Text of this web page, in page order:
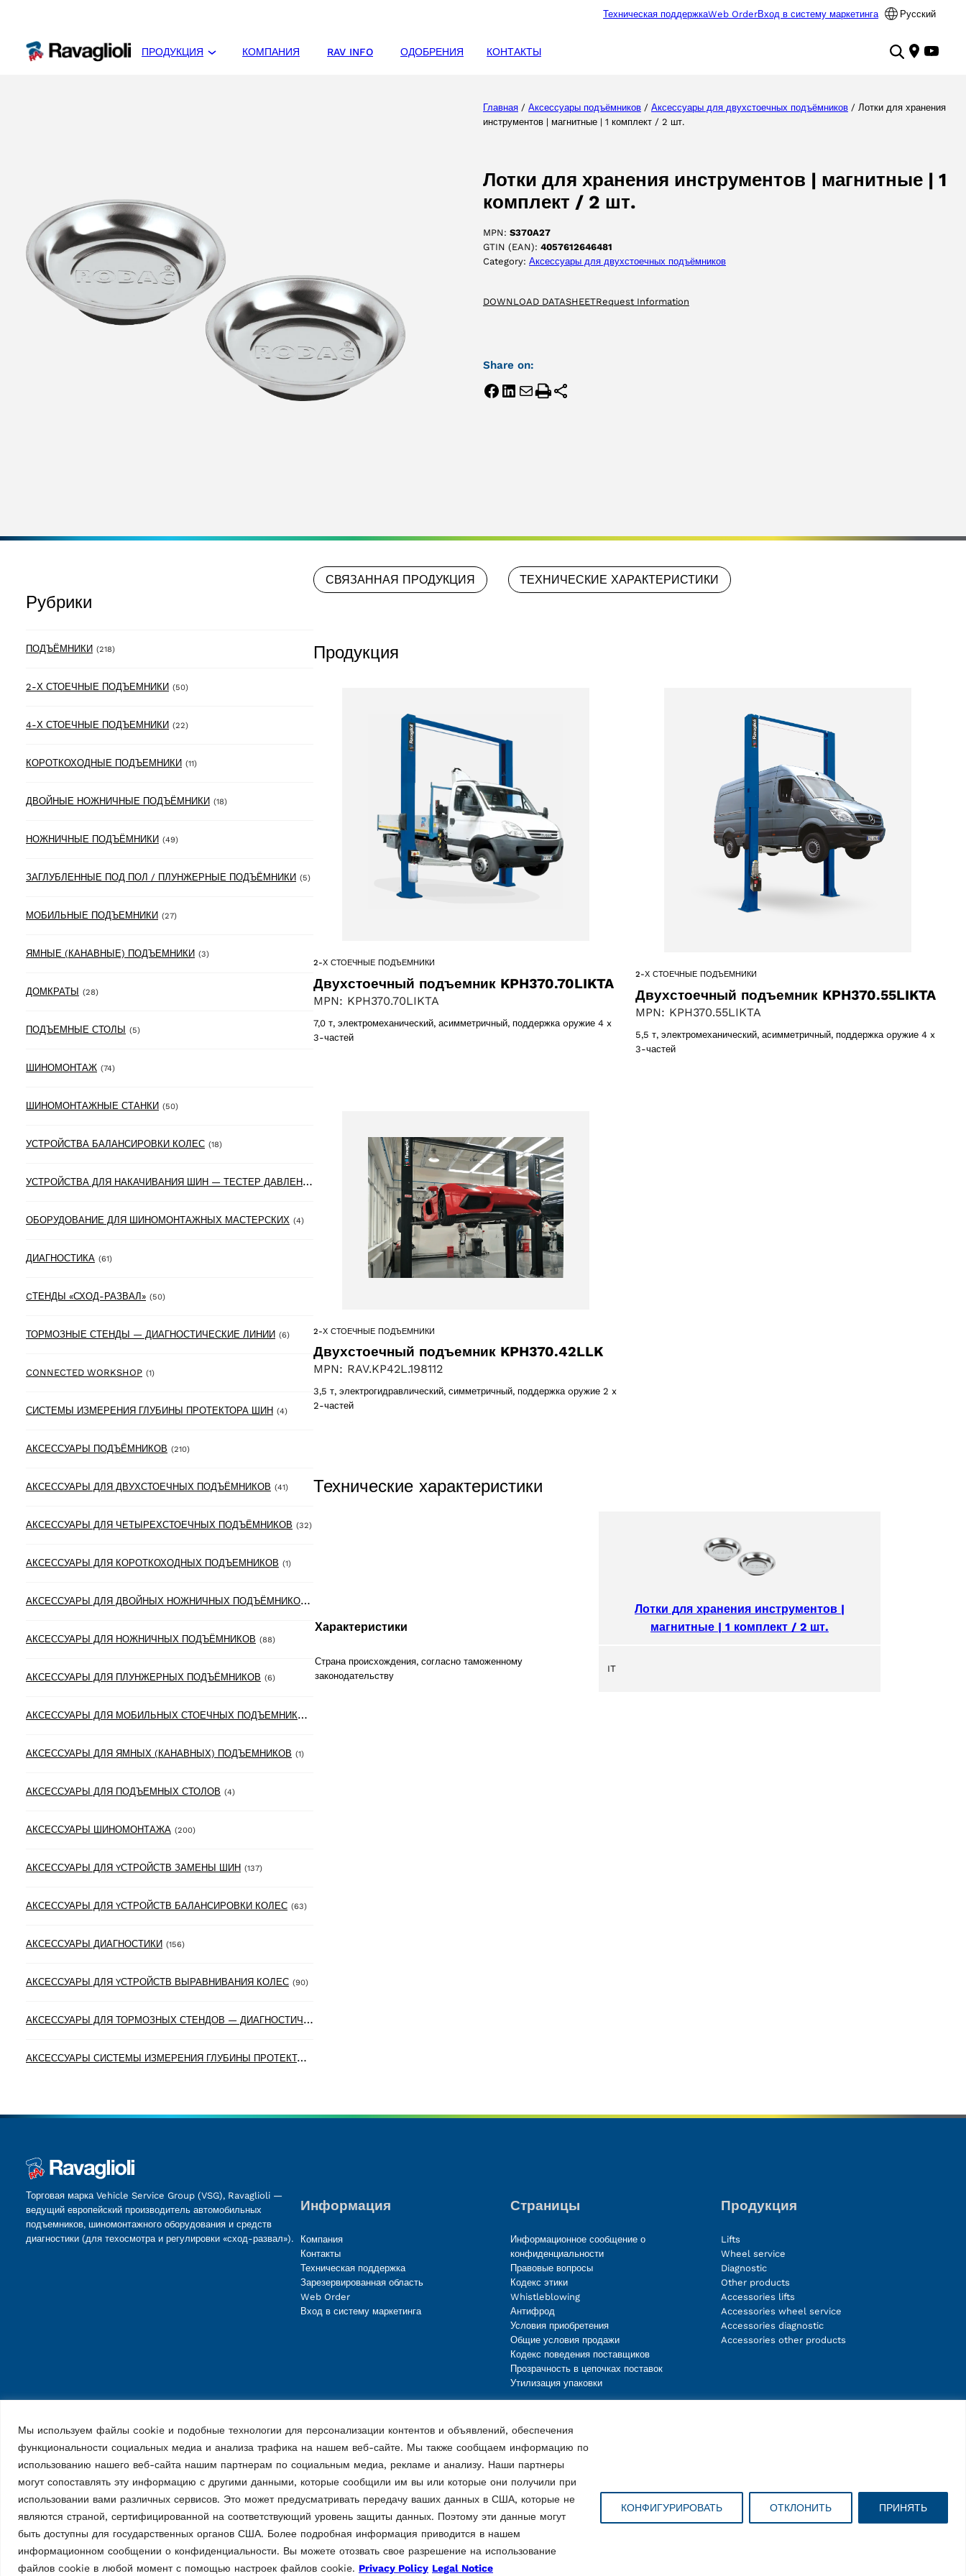
Мы используем файлы cookie и подобные технологии для персонализации контентов и объявлений, обеспечения
функциональности социальных медиа и анализа трафика на нашем веб-сайте. Мы также сообщаем информацию по
использованию нашего веб-сайта нашим партнерам по социальным медиа, рекламе и анализу. Наши партнеры
могут сопоставлять эту информацию с другими данными, которые сообщили им вы или которые они получили при
использовании вами различных сервисов. Это может предусматривать передачу ваших данных в США, которые не
являются страной, сертифицированной на соответствующий уровень защиты данных. Поэтому эти данные могут
быть доступны для государственных органов США. Более подробная информация приводится в нашем
информационном сообщении о конфиденциальности. Вы можете отозвать свое разрешение на использование
файлов cookie в любой момент с помощью настроек файлов cookie. Privacy Policy Legal Notice
КОНФИГУРИРОВАТЬ ОТКЛОНИТЬ ПРИНЯТЬ
Техническая поддержкаWeb OrderВход в систему маркетинга Русский
ПРОДУКЦИЯ КОМПАНИЯ RAV INFO ОДОБРЕНИЯ КОНТАКТЫ
Главная / Аксессуары подъёмников / Аксессуары для двухстоечных подъёмников / Лотки для хранения
инструментов | магнитные | 1 комплект / 2 шт.
Лотки для хранения инструментов | магнитные | 1
комплект / 2 шт.
MPN: S370A27
GTIN (EAN): 4057612646481
Category: Аксессуары для двухстоечных подъёмников
DOWNLOAD DATASHEETRequest Information
Share on:
Рубрики
ПОДЪЁМНИКИ (218)218 products
2-Х СТОЕЧНЫЕ ПОДЪЕМНИКИ (50)50 products
4-Х СТОЕЧНЫЕ ПОДЪЕМНИКИ (22)22 products
КОРОТКОХОДНЫЕ ПОДЪЕМНИКИ (11)11 products
ДВОЙНЫЕ НОЖНИЧНЫЕ ПОДЪЁМНИКИ (18)18 products
НОЖНИЧНЫЕ ПОДЪЁМНИКИ (49)49 products
ЗАГЛУБЛЕННЫЕ ПОД ПОЛ / ПЛУНЖЕРНЫЕ ПОДЪЁМНИКИ (5)5 products
МОБИЛЬНЫЕ ПОДЪЕМНИКИ (27)27 products
ЯМНЫЕ (КАНАВНЫЕ) ПОДЪЕМНИКИ (3)3 products
ДОМКРАТЫ (28)28 products
ПОДЪЕМНЫЕ СТОЛЫ (5)5 products
ШИНОМОНТАЖ (74)74 products
ШИНОМОНТАЖНЫЕ СТАНКИ (50)50 products
УСТРОЙСТВА БАЛАНСИРОВКИ КОЛЕС (18)18 products
У
СТРОЙСТВА ДЛЯ НАКАЧИВАНИЯ ШИН — ТЕСТЕР ДАВЛЕНИЯ В ШИНАХ (2) 2 products
ОБОРУДОВАНИЕ ДЛЯ ШИНОМОНТАЖНЫХ МАСТЕРСКИХ (4)4 products
ДИАГНОСТИКА (61)61 products
CТЕНДЫ «СХОД-РАЗВАЛ» (50)50 products
ТОРМОЗНЫЕ СТЕНДЫ — ДИАГНОСТИЧЕСКИЕ ЛИНИИ (6)6 products
CONNECTED WORKSHOP (1)1 product
СИСТЕМЫ ИЗМЕРЕНИЯ ГЛУБИНЫ ПРОТЕКТОРА ШИН (4)4 products
АКСЕССУАРЫ ПОДЪЁМНИКОВ (210)210 products
АКСЕССУАРЫ ДЛЯ ДВУХСТОЕЧНЫХ ПОДЪЁМНИКОВ (41)41 products
АКСЕССУАРЫ ДЛЯ ЧЕТЫРЕХСТОЕЧНЫХ ПОДЪЁМНИКОВ (32)32 products
АКСЕССУАРЫ ДЛЯ КОРОТКОХОДНЫХ ПОДЪЕМНИКОВ (1)1 product
А
КСЕССУАРЫ ДЛЯ ДВОЙНЫХ НОЖНИЧНЫХ ПОДЪЁМНИКОВ
АКСЕССУАРЫ ДЛЯ НОЖНИЧНЫХ ПОДЪЁМНИКОВ (88)88 products
АКСЕССУАРЫ ДЛЯ ПЛУНЖЕРНЫХ ПОДЪЁМНИКОВ (6)6 products
А
КСЕССУАРЫ ДЛЯ МОБИЛЬНЫХ СТОЕЧНЫХ ПОДЪЕМНИКОВ
АКСЕССУАРЫ ДЛЯ ЯМНЫХ (КАНАВНЫХ) ПОДЪЕМНИКОВ (1)1 product
АКСЕССУАРЫ ДЛЯ ПОДЪЕМНЫХ СТОЛОВ (4)4 products
АКСЕССУАРЫ ШИНОМОНТАЖА (200)200 products
АКСЕССУАРЫ ДЛЯ YСТРОЙСТВ ЗАМЕНЫ ШИН (137)137 products
АКСЕССУАРЫ ДЛЯ YСТРОЙСТВ БАЛАНСИРОВКИ КОЛЕС (63)63 products
АКСЕССУАРЫ ДИАГНОСТИКИ (156)156 products
АКСЕССУАРЫ ДЛЯ YСТРОЙСТВ ВЫРАВНИВАНИЯ КОЛЕС (90)90 products
А
КСЕССУАРЫ ДЛЯ ТОРМОЗНЫХ СТЕНДОВ — ДИАГНОСТИЧЕСКИХ ЛИНИЙ
А
КСЕССУАРЫ СИСТЕМЫ ИЗМЕРЕНИЯ ГЛУБИНЫ ПРОТЕКТОРА ШИН
СВЯЗАННАЯ ПРОДУКЦИЯ ТЕХНИЧЕСКИЕ ХАРАКТЕРИСТИКИ
Продукция
2-Х СТОЕЧНЫЕ ПОДЪЕМНИКИ
Двухстоечный подъемник KPH370.70LIKTA
MPN: KPH370.70LIKTA
7,0 т, электромеханический, асимметричный, поддержка oружие 4 x
3-частей
2-Х СТОЕЧНЫЕ ПОДЪЕМНИКИ
Двухстоечный подъемник KPH370.55LIKTA
MPN: KPH370.55LIKTA
5,5 т, электромеханический, асимметричный, поддержка oружие 4 x
3-частей
2-Х СТОЕЧНЫЕ ПОДЪЕМНИКИ
Двухстоечный подъемник KPH370.42LLK
MPN: RAV.KP42L.198112
3,5 т, электрогидравлический, симметричный, поддержка oружие 2 x
2-частей
Технические характеристики
Характеристики
Лотки для хранения инструментов |
магнитные | 1 комплект / 2 шт.
Страна происхождения, согласно таможенному
законодательству
IT
Торговая марка Vehicle Service Group (VSG), Ravaglioli —
ведущий европейский производитель автомобильных
подъемников, шиномонтажного оборудования и средств
диагностики (для техосмотра и регулировки «сход-развал»).
Информация
Компания
Контакты
Техническая поддержка
Зарезервированная область
Web Order
Вход в систему маркетинга
Страницы
Информационное сообщение о
конфиденциальности
Правовые вопросы
Кодекс этики
Whistleblowing
Антифрод
Условия приобретения
Общие условия продажи
Кодекс поведения поставщиков
Прозрачность в цепочках поставок
Утилизация упаковки
Продукция
Lifts
Wheel service
Diagnostic
Other products
Accessories lifts
Accessories wheel service
Accessories diagnostic
Accessories other products
Vehicle Service Group Italy S.r.l., Via Filippo Brunelleschi 9, 44020 Ostellato (FE), Italy
📞 +39.051.6781511, 📠 +39.051.846349, ✉ rav@ravaglioli.com
Выберите Ваш регион
Выберите ваш язык
ПРИНЯТЬ